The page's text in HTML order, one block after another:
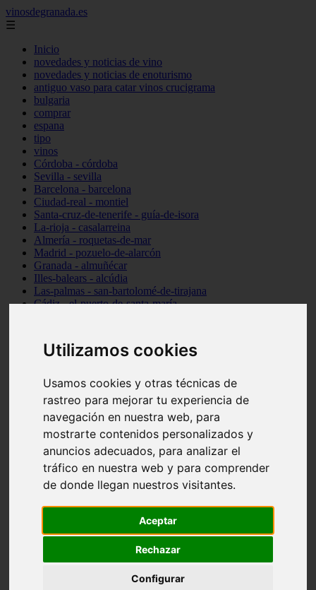
Utilizamos cookies
Usamos cookies y otras técnicas de
rastreo para mejorar tu experiencia de
navegación en nuestra web, para
mostrarte contenidos personalizados y
anuncios adecuados, para analizar el
tráfico en nuestra web y para comprender
de donde llegan nuestros visitantes.
Aceptar
Rechazar
Configurar
vinosdegranada.es
☰
Inicio
novedades y noticias de vino
novedades y noticias de enoturismo
antiguo vaso para catar vinos crucigrama
bulgaria
comprar
espana
tipo
vinos
Córdoba - córdoba
Sevilla - sevilla
Barcelona - barcelona
Ciudad-real - montiel
Santa-cruz-de-tenerife - guía-de-isora
La-rioja - casalarreina
Almería - roquetas-de-mar
Madrid - pozuelo-de-alarcón
Granada - almuñécar
Illes-balears - alcúdia
Las-palmas - san-bartolomé-de-tirajana
Cádiz - el-puerto-de-santa-maría
Santa-cruz-de-tenerife - los-llanos-de-aridane
Cantabria - suances
Granada - monachil
Huesca - isábena
Huesca - alquézar
Huesca - castejón-de-sos
Sevilla - marinaleda
Córdoba - almedinilla
Navarra - zangoza
Cantabria - arenas-de-iguña
Barcelona - la-pobla-de-lillet
Las-palmas - yaiza
Valladolid - fuensaldaña